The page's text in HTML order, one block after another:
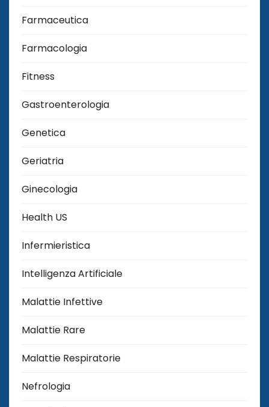
Farmaceutica
Farmacologia
Fitness
Gastroenterologia
Genetica
Geriatria
Ginecologia
Health US
Infermieristica
Intelligenza Artificiale
Malattie Infettive
Malattie Rare
Malattie Respiratorie
Nefrologia